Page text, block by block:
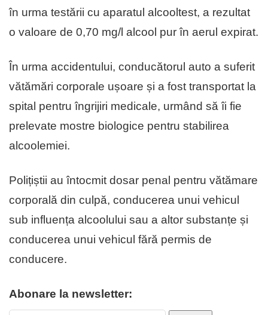
în urma testării cu aparatul alcooltest, a rezultat
o valoare de 0,70 mg/l alcool pur în aerul expirat.
În urma accidentului, conducătorul auto a suferit
vătămări corporale ușoare și a fost transportat la
spital pentru îngrijiri medicale, urmând să îi fie
prelevate mostre biologice pentru stabilirea
alcoolemiei.
Polițiștii au întocmit dosar penal pentru vătămare
corporală din culpă, conducerea unui vehicul
sub influența alcoolului sau a altor substanțe și
conducerea unui vehicul fără permis de
conducere.
Abonare la newsletter: